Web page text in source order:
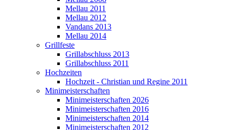
Mellau 2011
Mellau 2012
Vandans 2013
Mellau 2014
Grillfeste
Grillabschluss 2013
Grillabschluss 2011
Hochzeiten
Hochzeit - Christian und Regine 2011
Minimeisterschaften
Minimeisterschaften 2026
Minimeisterschaften 2016
Minimeisterschaften 2014
Minimeisterschaften 2012